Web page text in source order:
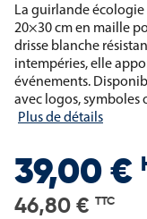
La guirlande
20×30 cm en maille
drisse blanche
intempéries, elle
événements.
avec logos, symboles
Plus de détails
39,00 €
46,80 € TTC